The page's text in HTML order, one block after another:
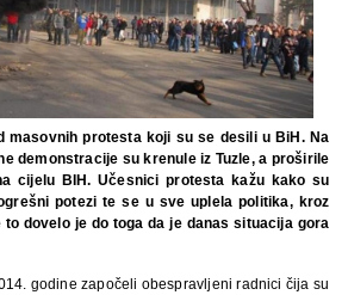
masovnih protesta koji su se desili u BiH. Na
demonstracije su krenule iz Tuzle, a proširile
cijelu BIH. Učesnici protesta kažu kako su
potezi te se u sve uplela politika, kroz
dovelo je do toga da je danas situacija gora
godine započeli obespravljeni radnici čija su